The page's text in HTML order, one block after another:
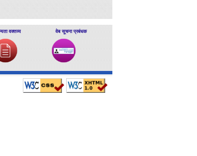
वक्तव्य वेब सूचना प्रबंधक